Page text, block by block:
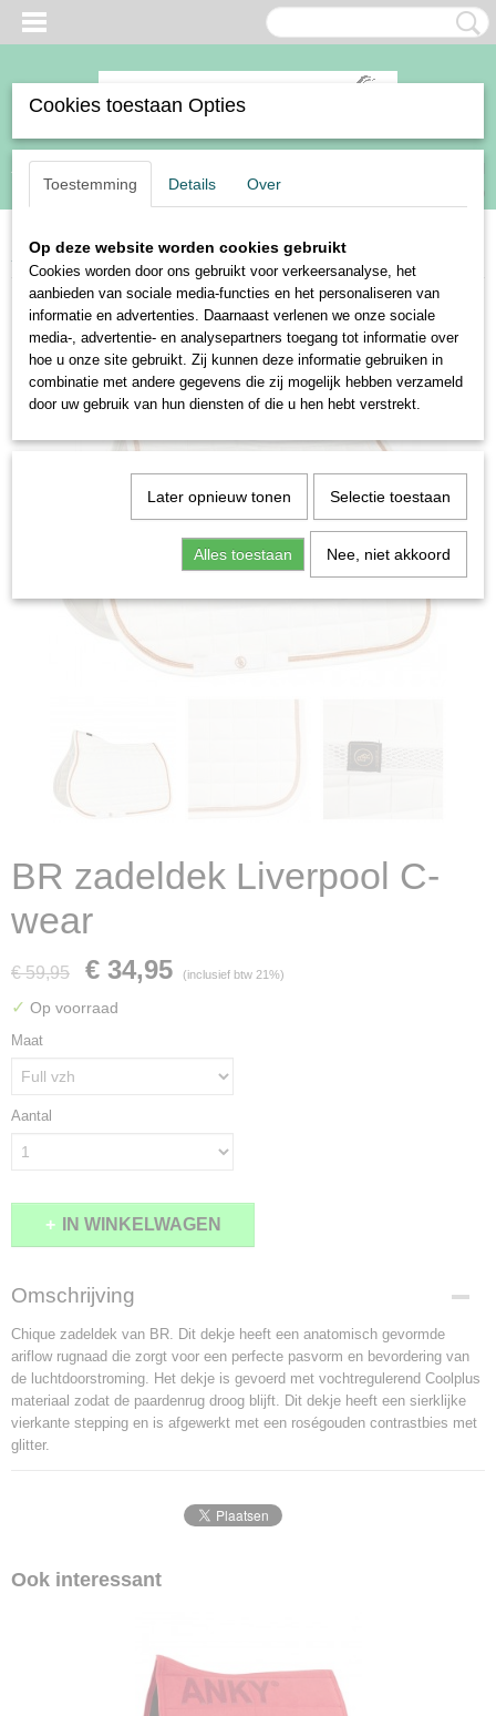
Inloggen Registreren
(0)
Home>Sale >BR zadeldek Liverpool C-wear
BR zadeldek Liverpool C-
wear
€ 59,95 € 34,95 (inclusief btw 21%)
✓ Op voorraad
Maat
Aantal
IN WINKELWAGEN
Omschrijving
Chique zadeldek van BR. Dit dekje heeft een anatomisch gevormde
ariflow rugnaad die zorgt voor een perfecte pasvorm en bevordering van
de luchtdoorstroming. Het dekje is gevoerd met vochtregulerend Coolplus
materiaal zodat de paardenrug droog blijft. Dit dekje heeft een sierklijke
vierkante stepping en is afgewerkt met een roségouden contrastbies met
glitter.
Ook interessant
Cookies toestaan Opties
Toestemming Details Over
Op deze website worden cookies gebruikt
Cookies worden door ons gebruikt voor verkeersanalyse, het
aanbieden van sociale media-functies en het personaliseren van
informatie en advertenties. Daarnaast verlenen we onze sociale
media-, advertentie- en analysepartners toegang tot informatie over
hoe u onze site gebruikt. Zij kunnen deze informatie gebruiken in
combinatie met andere gegevens die zij mogelijk hebben verzameld
door uw gebruik van hun diensten of die u hen hebt verstrekt.
Later opnieuw tonen Selectie toestaan
Alles toestaan Nee, niet akkoord